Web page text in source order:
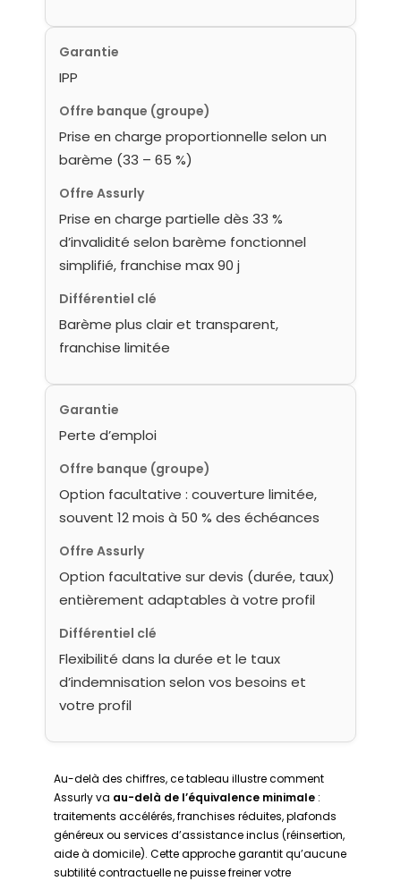
Garantie
IPP
Offre banque (groupe)
Prise en charge proportionnelle selon un
barème (33 – 65 %)
Offre Assurly
Prise en charge partielle dès 33 %
d’invalidité selon barème fonctionnel
simplifié, franchise max 90 j
Différentiel clé
Barème plus clair et transparent,
franchise limitée
Garantie
Perte d’emploi
Offre banque (groupe)
Option facultative : couverture limitée,
souvent 12 mois à 50 % des échéances
Offre Assurly
Option facultative sur devis (durée, taux)
entièrement adaptables à votre profil
Différentiel clé
Flexibilité dans la durée et le taux
d’indemnisation selon vos besoins et
votre profil
Au-delà des chiffres, ce tableau illustre comment
Assurly va au-delà de l’équivalence minimale :
traitements accélérés, franchises réduites, plafonds
généreux ou services d’assistance inclus (réinsertion,
aide à domicile). Cette approche garantit qu’aucune
subtilité contractuelle ne puisse freiner votre